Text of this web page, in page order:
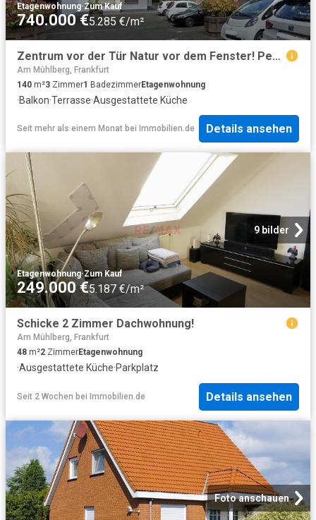
Etagenwohnung·Zum Kauf
740.000 €5.285 €/m²
Zentrum vor der Tür Natur vor dem Fenster! Penthouse in kleiner Einheit
Am Mühlberg, Frankfurt
140 m²3 Zimmer1 BadezimmerEtagenwohnung
·Balkon·Terrasse·Ausgestattete Küche
Seit mehr als einem Monat bei Immobilien.de Details ansehen
9 bilder
Etagenwohnung·Zum Kauf
249.000 €5.187 €/m²
Schicke 2 Zimmer Dachwohnung!
Am Mühlberg, Frankfurt
48 m²2 ZimmerEtagenwohnung
·Ausgestattete Küche·Parkplatz
Seit 2 Wochen bei Immobilien.de Details ansehen
Foto anschauen